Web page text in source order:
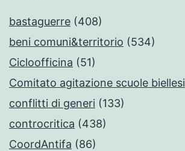
bastaguerre (408)
beni comuni&territorio (534)
Cicloofficina (51)
Comitato agitazione scuole biellesi
conflitti di generi (133)
controcritica (438)
CoordAntifa (86)